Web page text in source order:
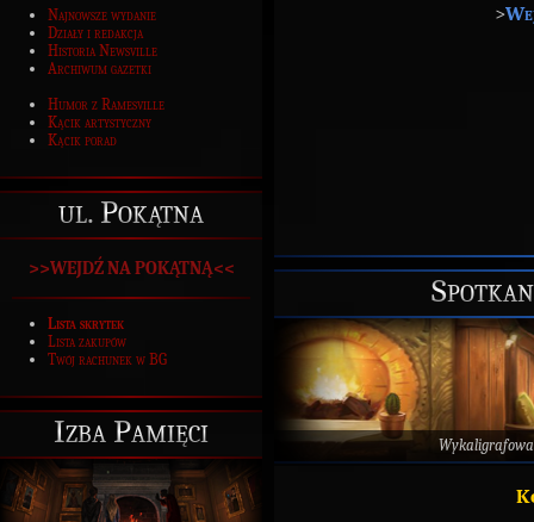
Najnowsze wydanie
Działy i redakcja
Historia Newsville
Archiwum gazetki
Humor z Ramesville
Kącik artystyczny
Kącik porad
ul. Pokątna
>>WEJDŹ NA POKĄTNĄ<<
Lista skrytek
Lista zakupów
Twój rachunek w BG
Izba Pamięci
>